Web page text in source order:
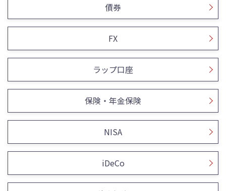
債券
FX
ラップ口座
保険・年金保険
NISA
iDeCo